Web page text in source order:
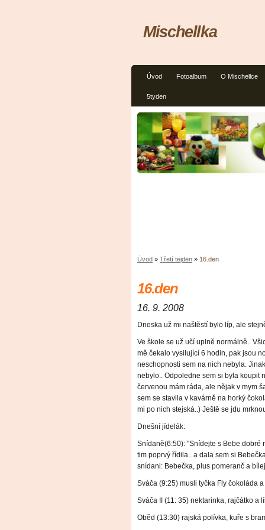
Úvod Fotoalbum O Mischellce
5tyden
Mischellka
Úvod » Třetí tejden » 16.den
16.den
16. 9. 2008
Dneska už mi naštěstí bylo líp, ale
Ve škole se už učí uplně normálně..
mě čekalo vysilující 6 hodin, pak jsou
neschopnosti sem na nich nebyla.
nebylo.. Odpoledne sem si byla koupit
červenou mám ráda, ale nějak v mym
sem se stavila v kavárně na horký
mi po nich stejská..) Ještě se jdu
Dnešní jídelák:
Snídaně(6:50): "Snídejte s Bebe dobré
tim poprvý řídila.. a dala sem si
snídani: Bebečka, plus pomeranč a
Sváča (9:25) musli tyčka Fly čokoláda
Sváča II (11: 35) nektarinka, rajčátko a
Oběd (13:30) rajská polívka, kuře s